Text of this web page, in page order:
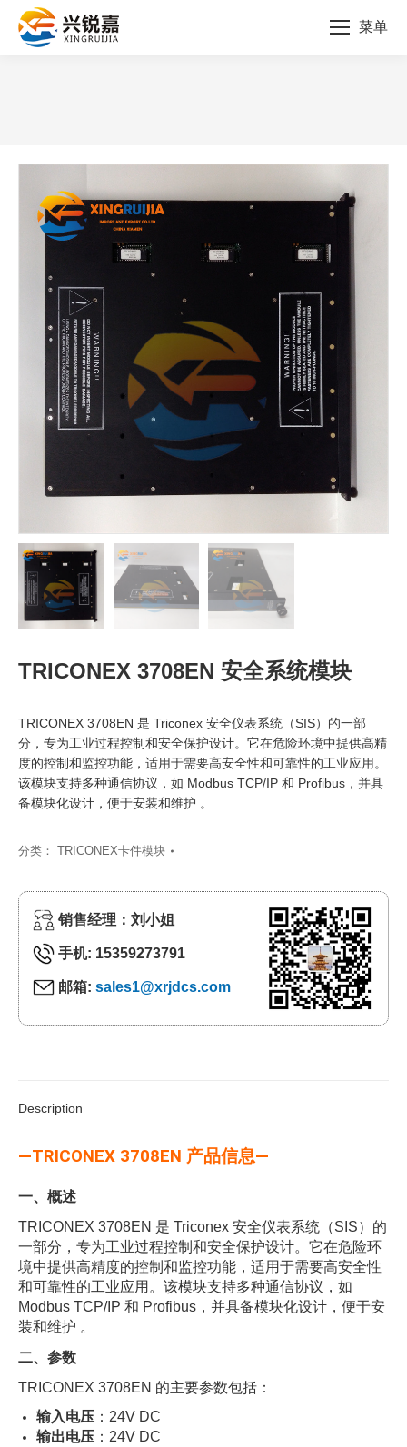
菜单
TRICONEX 3708EN 安全系统模块
TRICONEX 3708EN 是 Triconex 安全仪表系统（SIS）的一部
分，专为工业过程控制和安全保护设计。它在危险环境中提供高精
度的控制和监控功能，适用于需要高安全性和可靠性的工业应用。
该模块支持多种通信协议，如 Modbus TCP/IP 和 Profibus，并具
备模块化设计，便于安装和维护 。
分类： TRICONEX卡件模块
销售经理：刘小姐
手机: 15359273791
邮箱: sales1@xrjdcs.com
Description
—TRICONEX 3708EN 产品信息—
一、概述
TRICONEX 3708EN 是 Triconex 安全仪表系统（SIS）的
一部分，专为工业过程控制和安全保护设计。它在危险环
境中提供高精度的控制和监控功能，适用于需要高安全性
和可靠性的工业应用。该模块支持多种通信协议，如
Modbus TCP/IP 和 Profibus，并具备模块化设计，便于安
装和维护 。
二、参数
TRICONEX 3708EN 的主要参数包括：
输入电压 ：24V DC
输出电压 ：24V DC